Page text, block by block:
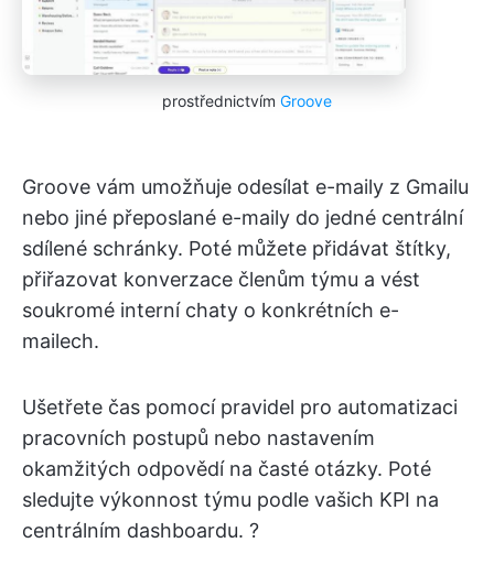
prostřednictvím Groove
Groove vám umožňuje odesílat e-maily z Gmailu
nebo jiné přeposlané e-maily do jedné centrální
sdílené schránky. Poté můžete přidávat štítky,
přiřazovat konverzace členům týmu a vést
soukromé interní chaty o konkrétních e-
mailech.
Ušetřete čas pomocí pravidel pro automatizaci
pracovních postupů nebo nastavením
okamžitých odpovědí na časté otázky. Poté
sledujte výkonnost týmu podle vašich KPI na
centrálním dashboardu. ?